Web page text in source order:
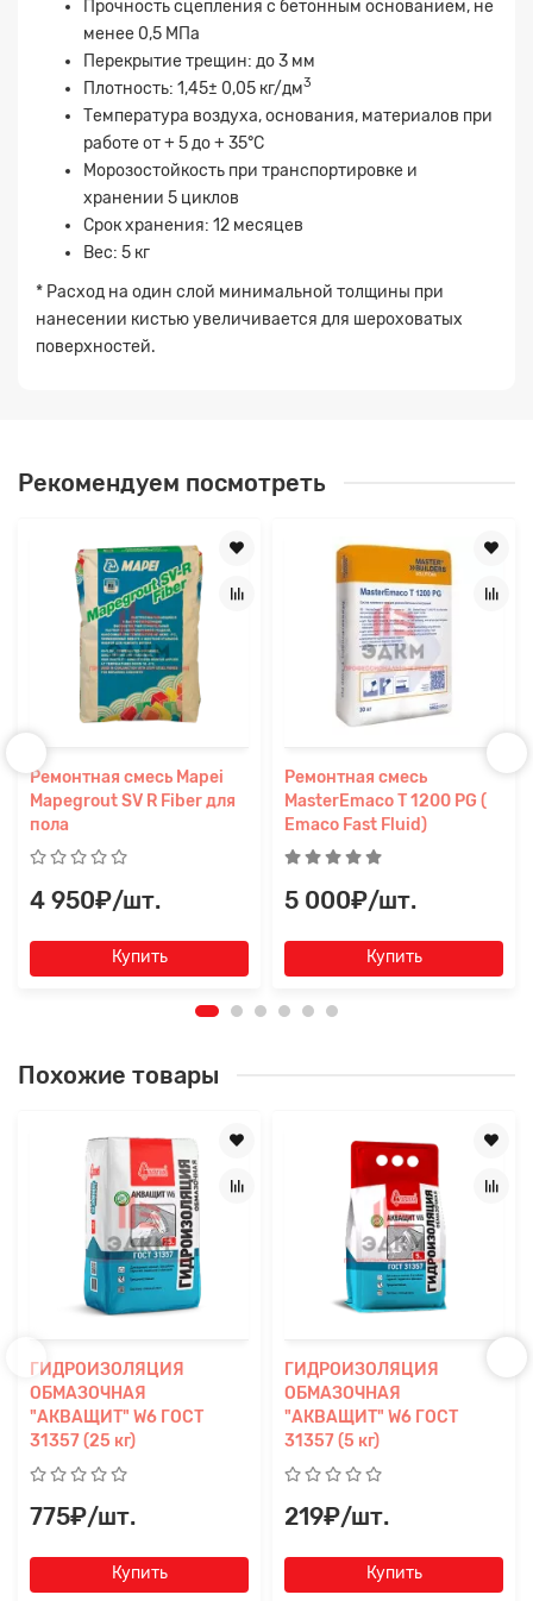
Прочность сцепления с бетонным основанием, не
менее 0,5 МПа
Перекрытие трещин: до 3 мм
Плотность: 1,45± 0,05 кг/дм3
Температура воздуха, основания, материалов при
работе от + 5 до + 35°С
Морозостойкость при транспортировке и
хранении 5 циклов
Срок хранения: 12 месяцев
Вес: 5 кг
* Расход на один слой минимальной толщины при
нанесении кистью увеличивается для шероховатых
поверхностей.
Рекомендуем посмотреть
Ремонтная смесь Mapei
Mapegrout SV R Fiber для
пола
4 950₽/шт.
Купить
Ремонтная смесь
MasterEmaco T 1200 PG (
Emaco Fast Fluid)
5 000₽/шт.
Купить
Похожие товары
ГИДРОИЗОЛЯЦИЯ
ОБМАЗОЧНАЯ
"АКВАЩИТ" W6 ГОСТ
31357 (25 кг)
775₽/шт.
Купить
ГИДРОИЗОЛЯЦИЯ
ОБМАЗОЧНАЯ
"АКВАЩИТ" W6 ГОСТ
31357 (5 кг)
219₽/шт.
Купить
Прикрепите
файл